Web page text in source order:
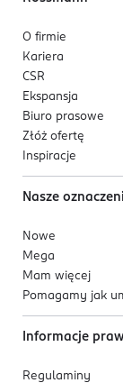
O firmie
Kariera
CSR
Ekspansja
Biuro prasowe
Złóż ofertę
Inspiracje
Nasze
Nowe
Mega
Mam więcej
Pomagamy jak
Informacje
Regulaminy